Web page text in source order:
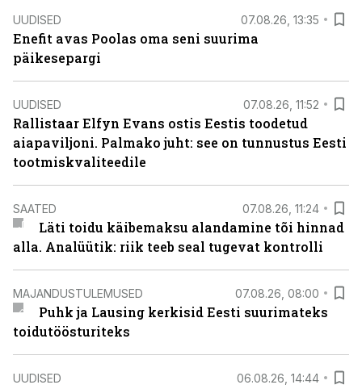
UUDISED 07.08.26, 13:35
Enefit avas Poolas oma seni suurima
päikesepargi
UUDISED 07.08.26, 11:52
Rallistaar Elfyn Evans ostis Eestis toodetud
aiapaviljoni. Palmako juht: see on tunnustus Eesti
tootmiskvaliteedile
SAATED 07.08.26, 11:24
Läti toidu käibemaksu alandamine tõi hinnad
alla. Analüütik: riik teeb seal tugevat kontrolli
MAJANDUSTULEMUSED 07.08.26, 08:00
Puhk ja Lausing kerkisid Eesti suurimateks
toidutöösturiteks
UUDISED 06.08.26, 14:44